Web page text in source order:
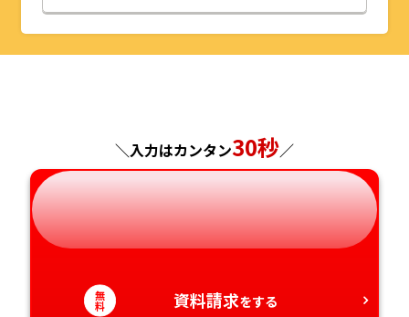
山形県
千葉県
神奈川県
福井県
岐阜県
静岡県
愛知県
京都府
奈良県
和歌山県
島根県
山口県
徳島県
香川県
福岡県
長崎県
熊本県
大分県
宮崎県
＼入力はカンタン30秒／
無
料 資料請求をする